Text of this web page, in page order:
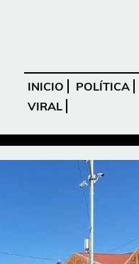
INICIO POLÍTICA
VIRAL